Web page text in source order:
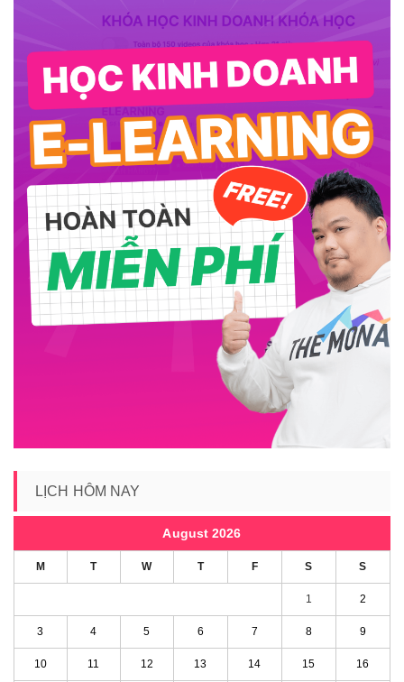
LỊCH HÔM NAY
August 2026
M T W T F S S
1 2
3 4 5 6 7 8 9
10 11 12 13 14 15 16